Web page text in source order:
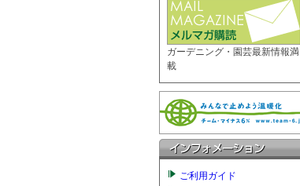
ガーデニング・園芸最新情報満
載
ご利用ガイド